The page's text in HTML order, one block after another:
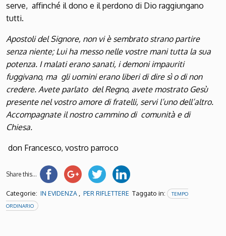
serve, affinché il dono e il perdono di Dio raggiungano
tutti.
Apostoli del Signore, non vi è sembrato strano partire
senza niente; Lui ha messo nelle vostre mani tutta la sua
potenza. I malati erano sanati, i demoni impauriti
fuggivano, ma gli uomini erano liberi di dire sì o di non
credere. Avete parlato del Regno, avete mostrato Gesù
presente nel vostro amore di fratelli, servi l’uno dell’altro.
Accompagnate il nostro cammino di comunità e di
Chiesa.
don Francesco, vostro parroco
Share this...
Categorie: IN EVIDENZA , PER RIFLETTERE Taggato in:
TEMPO
ORDINARIO